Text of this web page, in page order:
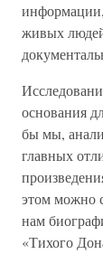
информации,
живых
основания
бы мы,
главных
этом можно
нам
«Тихого